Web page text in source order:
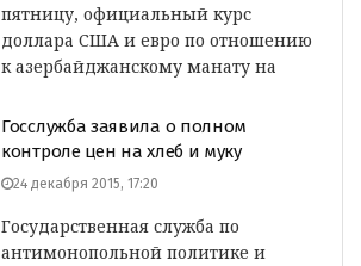
пятницу, официальный курс
доллара США и евро по отношению
к азербайджанскому манату на
Госслужба заявила о полном
контроле цен на хлеб и муку
24 декабря 2015, 17:20
Государственная служба по
антимонопольной политике и